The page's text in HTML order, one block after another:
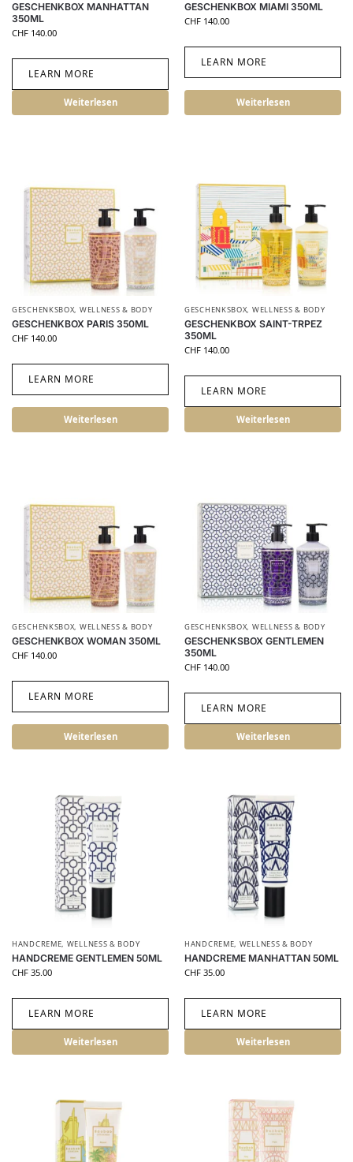
GESCHENKBOX MANHATTAN
350ML
CHF 140.00
LEARN MORE
Weiterlesen
GESCHENKBOX MIAMI 350ML
CHF 140.00
LEARN MORE
Weiterlesen
GESCHENKSBOX, WELLNESS & BODY
GESCHENKBOX PARIS 350ML
CHF 140.00
LEARN MORE
Weiterlesen
GESCHENKSBOX, WELLNESS & BODY
GESCHENKBOX SAINT-TRPEZ
350ML
CHF 140.00
LEARN MORE
Weiterlesen
GESCHENKSBOX, WELLNESS & BODY
GESCHENKBOX WOMAN 350ML
CHF 140.00
LEARN MORE
Weiterlesen
GESCHENKSBOX, WELLNESS & BODY
GESCHENKSBOX GENTLEMEN
350ML
CHF 140.00
LEARN MORE
Weiterlesen
HANDCREME, WELLNESS & BODY
HANDCREME GENTLEMEN 50ML
CHF 35.00
LEARN MORE
Weiterlesen
HANDCREME, WELLNESS & BODY
HANDCREME MANHATTAN 50ML
CHF 35.00
LEARN MORE
Weiterlesen